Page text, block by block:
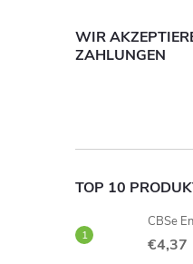
WIR
ZAHLUNGEN
TOP 10
CBSe
€4,37